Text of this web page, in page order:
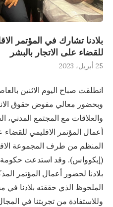
بلادنا تشارك في المؤتمر
للقضاء على الاتجار بالبشر
25 أبريل، 2023
انطلقت صباح اليوم الاثنين
وبحضور معالي مفوض حقوق
والعلاقات مع المجتمع المدني،
المنظم من طرف المجموعة
(إيكوواس). وقد استدعت حكومة
بلادنا لحضور أعمال المؤتمر
الملحوظ الذي حققته بلادنا في
وللاستفادة من تجربتنا في